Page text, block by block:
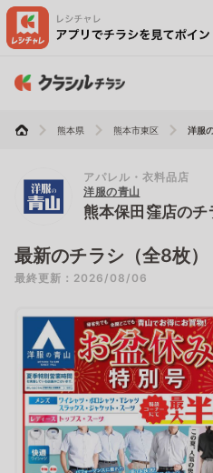
熊本県 熊本市東区 洋服
アパレル・衣料品店
洋服の青山
熊本保田窪店のチ
最新のチラシ（全8枚）
最終更新：2026/08/06